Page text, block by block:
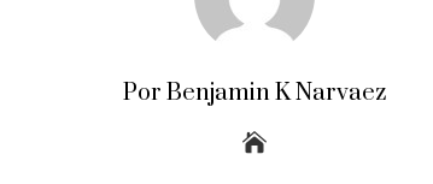
Por Benjamin K Narvaez